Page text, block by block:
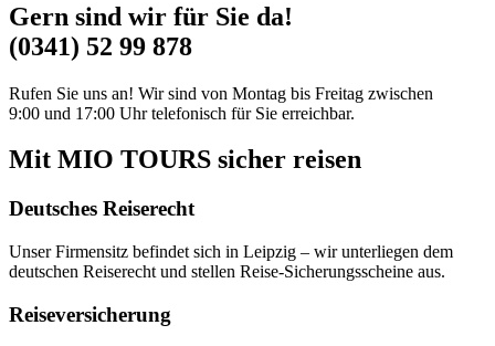
Gern sind wir für Sie da!
(0341) 52 99 878
Rufen Sie uns an! Wir sind von Montag bis Freitag zwischen
9:00 und 17:00 Uhr telefonisch für Sie erreichbar.
Mit MIO TOURS sicher reisen
Deutsches Reiserecht
Unser Firmensitz befindet sich in Leipzig – wir unterliegen dem
deutschen Reiserecht und stellen Reise-Sicherungsscheine aus.
Reiseversicherung